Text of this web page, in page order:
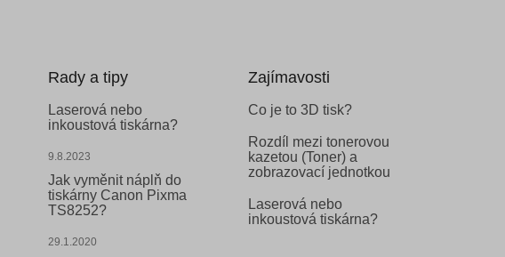
Rady a tipy
Laserová nebo
inkoustová tiskárna?
9.8.2023
Jak vyměnit náplň do
tiskárny Canon Pixma
TS8252?
29.1.2020
Zajímavosti
Co je to 3D tisk?
Rozdíl mezi tonerovou
kazetou (Toner) a
zobrazovací jednotkou
Laserová nebo
inkoustová tiskárna?